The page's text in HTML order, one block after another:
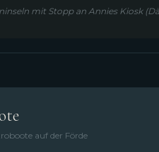
mit Stopp an Annies Kiosk
auf der Förde